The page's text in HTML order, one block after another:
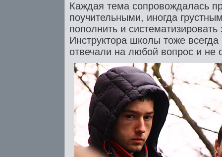
Каждая тема сопровождалась
поучительными, иногда
пополнить и
Инструктора школы тоже
отвечали на любой вопрос и не